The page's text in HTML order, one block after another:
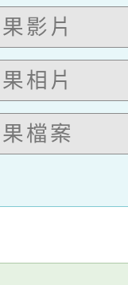
影片
相片
檔案